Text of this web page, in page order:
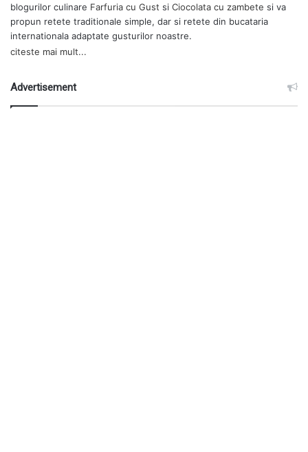
blogurilor culinare Farfuria cu Gust si Ciocolata cu zambete si va
propun retete traditionale simple, dar si retete din bucataria
internationala adaptate gusturilor noastre.
citeste mai mult...
Advertisement